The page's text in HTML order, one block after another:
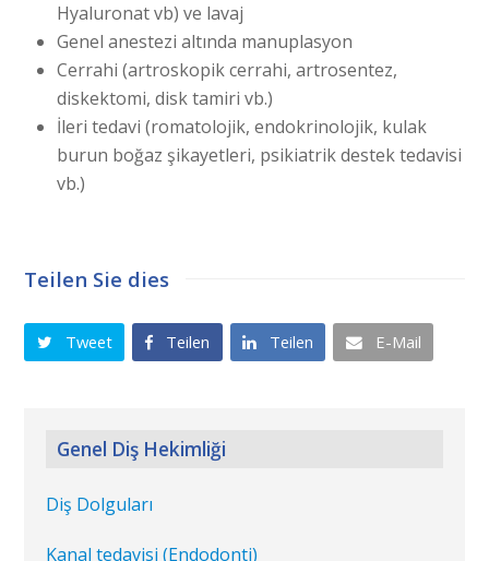
Hyaluronat vb) ve lavaj
Genel anestezi altında manuplasyon
Cerrahi (artroskopik cerrahi, artrosentez,
diskektomi, disk tamiri vb.)
İleri tedavi (romatolojik, endokrinolojik, kulak
burun boğaz şikayetleri, psikiatrik destek tedavisi
vb.)
Teilen Sie dies
Tweet Teilen Teilen E-Mail
Genel Diş Hekimliği
Diş Dolguları
Kanal tedavisi (Endodonti)